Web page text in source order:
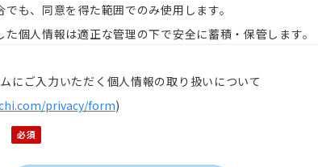
も、同意を得た範囲でのみ使用します。
た個人情報は適正な管理の下で安全に蓄積・保管します。
的について
は下記の目的に使用させていただきます。下記の目的以外で
にご入力いただく個人情報の取り扱いについて
privacy/form)